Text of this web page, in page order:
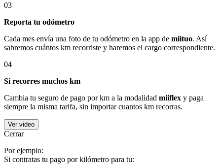
03
Reporta tu odómetro
Cada mes envía una foto de tu odómetro en la app de miituo. Así
sabremos cuántos km recorriste y haremos el cargo correspondiente.
04
Si recorres muchos km
Cambia tu seguro de pago por km a la modalidad miiflex y paga
siempre la misma tarifa, sin importar cuantos km recorras.
Ver video
Cerrar
Por ejemplo:
Si contratas tu pago por kilómetro para tu: